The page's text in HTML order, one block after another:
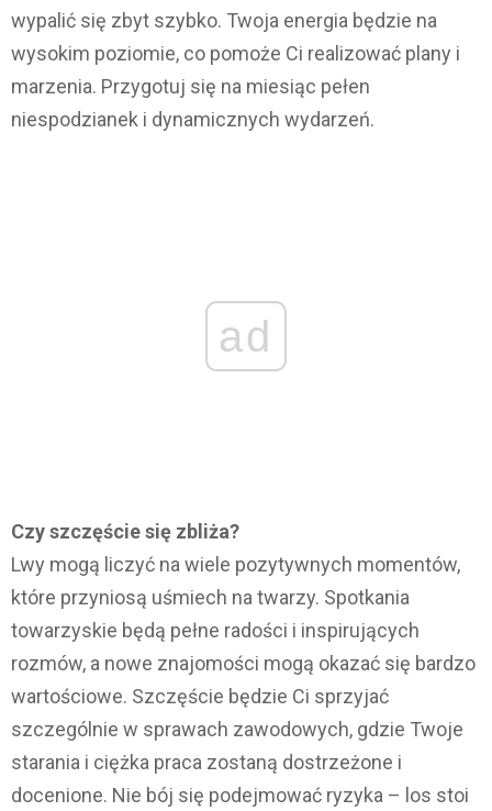
wypalić się zbyt szybko. Twoja energia będzie na
wysokim poziomie, co pomoże Ci realizować plany i
marzenia. Przygotuj się na miesiąc pełen
niespodzianek i dynamicznych wydarzeń.
ad
Czy szczęście się zbliża?
Lwy mogą liczyć na wiele pozytywnych momentów,
które przyniosą uśmiech na twarzy. Spotkania
towarzyskie będą pełne radości i inspirujących
rozmów, a nowe znajomości mogą okazać się bardzo
wartościowe. Szczęście będzie Ci sprzyjać
szczególnie w sprawach zawodowych, gdzie Twoje
starania i ciężka praca zostaną dostrzeżone i
docenione. Nie bój się podejmować ryzyka – los stoi